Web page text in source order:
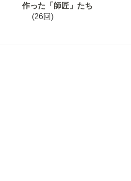
作った「師匠」たち
(26回)